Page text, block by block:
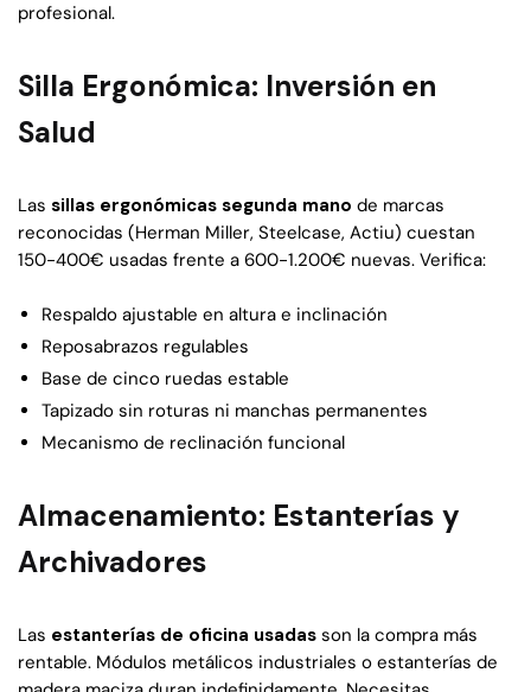
profesional.
Silla Ergonómica: Inversión en
Salud
Las sillas ergonómicas segunda mano de marcas
reconocidas (Herman Miller, Steelcase, Actiu) cuestan
150-400€ usadas frente a 600-1.200€ nuevas. Verifica:
Respaldo ajustable en altura e inclinación
Reposabrazos regulables
Base de cinco ruedas estable
Tapizado sin roturas ni manchas permanentes
Mecanismo de reclinación funcional
Almacenamiento: Estanterías y
Archivadores
Las estanterías de oficina usadas son la compra más
rentable. Módulos metálicos industriales o estanterías de